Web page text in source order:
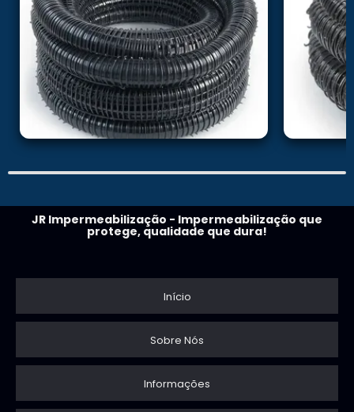
JR Impermeabilização - Impermeabilização que
protege, qualidade que dura!
Início
Sobre Nós
Informações